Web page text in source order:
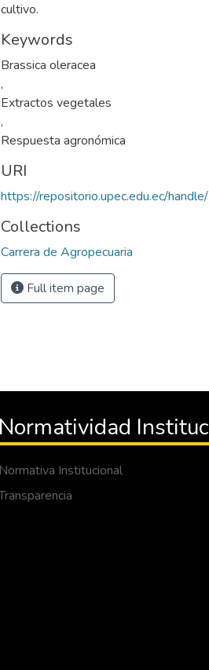
cultivo.
Keywords
Brassica oleracea
,
Extractos vegetales
,
Respuesta agronómica
URI
https://repositorio.upec.edu.ec/
Collections
Carrera de Agropecuaria
Full item page
Normatividad
Normativa Institucional